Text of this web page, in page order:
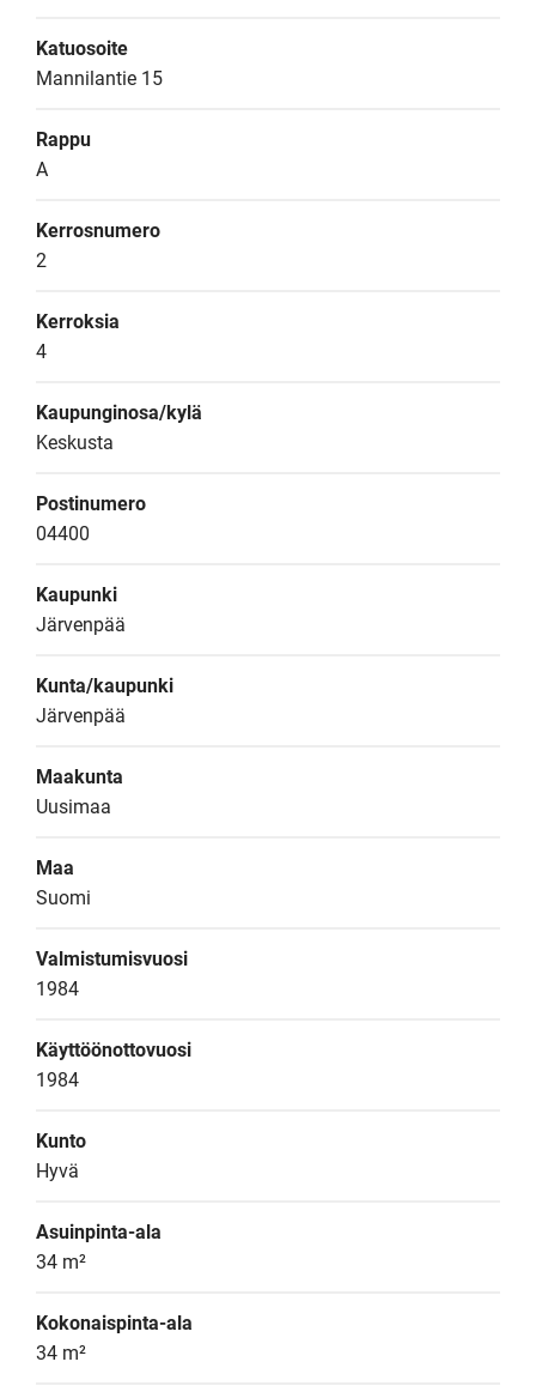
Katuosoite
Mannilantie 15
Rappu
A
Kerrosnumero
2
Kerroksia
4
Kaupunginosa/kylä
Keskusta
Postinumero
04400
Kaupunki
Järvenpää
Kunta/kaupunki
Järvenpää
Maakunta
Uusimaa
Maa
Suomi
Valmistumisvuosi
1984
Käyttöönottovuosi
1984
Kunto
Hyvä
Asuinpinta-ala
34 m²
Kokonaispinta-ala
34 m²